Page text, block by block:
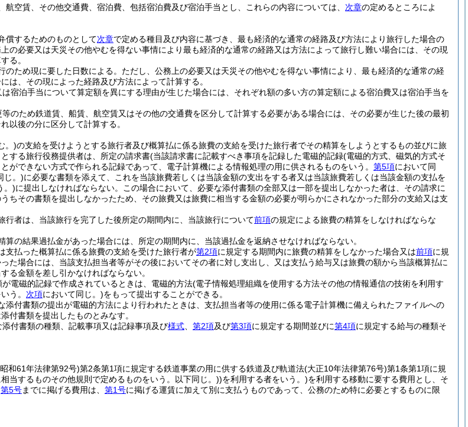
航空賃、その他交通費、宿泊費、包括宿泊費及び宿泊手当とし、これらの内容については、 次章の定めるところによ
償するためのものとして次章で定める種目及び内容に基づき、最も経済的な通常の経路及び方法により旅行した場合の
の必要又は天災その他やむを得ない事情により最も経済的な通常の経路又は方法によって旅行し難い場合には、その現
る。
ため現に要した日数による。 ただし、公務上の必要又は天災その他やむを得ない事情により、最も経済的な通常の経
は、その現によった経路及び方法によって計算する。
宿泊手当について算定額を異にする理由が生じた場合には、それぞれ額の多い方の算定額による宿泊費又は宿泊手当を
のため鉄道賃、船賃、航空賃又はその他の交通費を区分して計算する必要がある場合には、その必要が生じた後の最初
以後の分に区分して計算する。
。)の支給を受けようとする旅行者及び概算払に係る旅費の支給を受けた旅行者でその精算をしようとするもの並びに旅
する旅行役務提供者は、所定の請求書(当該請求書に記載すべき事項を記録した電磁的記録(電磁的方式、磁気的方式そ
ができない方式で作られる記録であって、電子計算機による情報処理の用に供されるものをいう。 第5項において同
じ。)に必要な書類を添えて、これを当該旅費若しくは当該金額の支出をする者又は当該旅費若しくは当該金額の支払を
。)に提出しなければならない。
この場合において、必要な添付書類の全部又は一部を提出しなかった者は、その請求に
ちその書類を提出しなかったため、その旅費又は旅費に相当する金額の必要が明らかにされなかった部分の支給又は支
行者は、当該旅行を完了した後所定の期間内に、当該旅行について前項の規定による旅費の精算をしなければならな
算の結果過払金があった場合には、所定の期間内に、当該過払金を返納させなければならない。
支払った概算払に係る旅費の支給を受けた旅行者が第2項に規定する期間内に旅費の精算をしなかった場合又は前項に規
た場合には、当該支払担当者等がその後においてその者に対し支出し、又は支払う給与又は旅費の額から当該概算払に
る金額を差し引かなければならない。
電磁的記録で作成されているときは、電磁的方法(電子情報処理組織を使用する方法その他の情報通信の技術を利用す
う。 次項において同じ。)をもって提出することができる。
添付書類の提出が電磁的方法により行われたときは、支払担当者等の使用に係る電子計算機に備えられたファイルへの
付書類を提出したものとみなす。
付書類の種類、記載事項又は記録事項及び様式 第2項及び第3項に規定する期間並びに第4項に規定する給与の種類そ
和61年法律第92号)第2条第1項に規定する鉄道事業の用に供する鉄道及び軌道法(大正10年法律第76号)第1条第1項に規
当するものその他規則で定めるものをいう。以下同じ。))を利用する者をいう。)を利用する移動に要する費用とし、そ
第5号までに掲げる費用は、 第1号に掲げる運賃に加えて別に支払うものであって、公務のため特に必要とするものに限